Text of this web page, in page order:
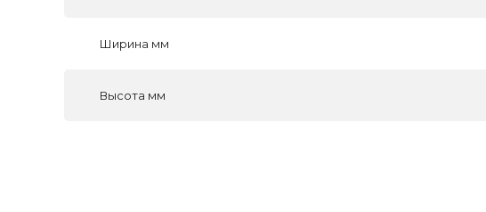
Ширина мм
Высота мм